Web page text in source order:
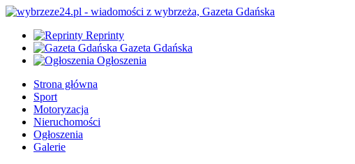
Reprinty
Gazeta Gdańska
Ogłoszenia
Strona główna
Sport
Motoryzacja
Nieruchomości
Ogłoszenia
Galerie